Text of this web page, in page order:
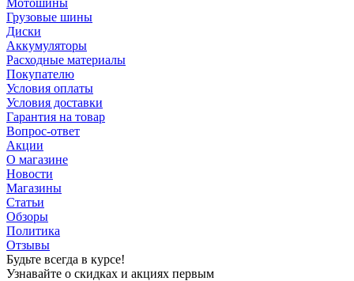
Грузовые шины
Диски
Аккумуляторы
Расходные материалы
Покупателю
Условия оплаты
Условия доставки
Гарантия на товар
Вопрос-ответ
Акции
О магазине
Новости
Магазины
Статьи
Обзоры
Политика
Отзывы
Будьте всегда в курсе!
Узнавайте о скидках и акциях первым